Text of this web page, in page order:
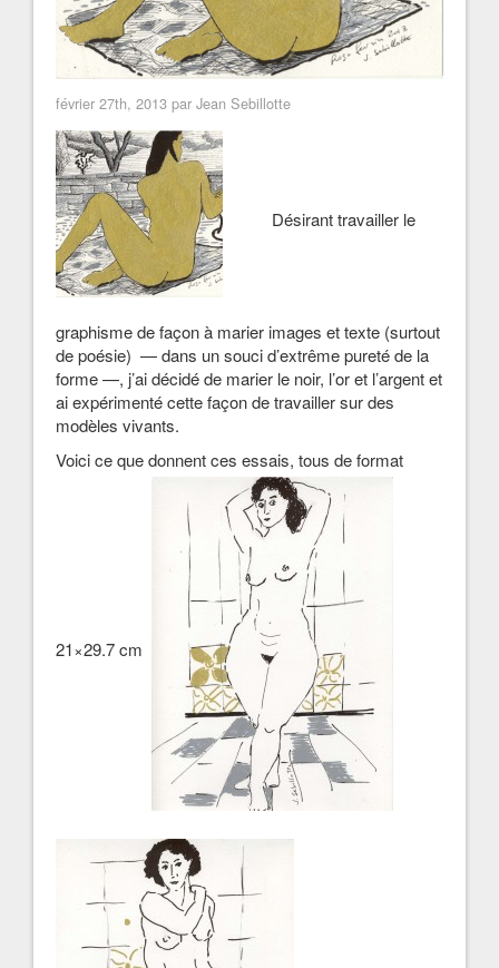
février 27th, 2013 par Jean Sebillotte
Désirant travailler le
graphisme de façon à marier images et texte (surtout
de poésie) — dans un souci d’extrême pureté de la
forme —, j’ai décidé de marier le noir, l’or et l’argent et
ai expérimenté cette façon de travailler sur des
modèles vivants.
Voici ce que donnent ces essais, tous de format
21×29.7 cm